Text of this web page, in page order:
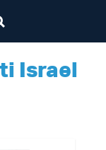
Israel